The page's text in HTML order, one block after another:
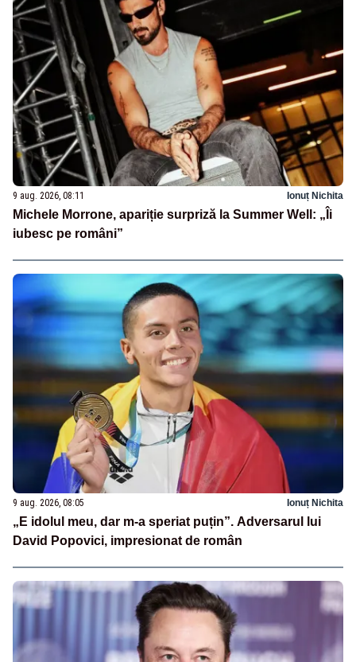
9 aug. 2026, 08:11 Ionuț Nichita
Michele Morrone, apariție surpriză la Summer Well: „Îi
iubesc pe români”
9 aug. 2026, 08:05 Ionuț Nichita
„E idolul meu, dar m-a speriat puțin”. Adversarul lui
David Popovici, impresionat de român